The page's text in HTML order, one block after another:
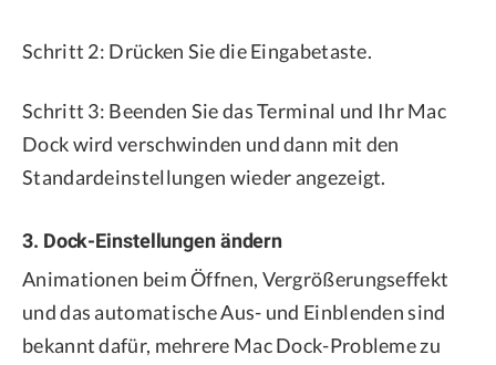
Schritt 2: Drücken Sie die Eingabetaste.
Schritt 3: Beenden Sie das Terminal und Ihr Mac
Dock wird verschwinden und dann mit den
Standardeinstellungen wieder angezeigt.
3. Dock-Einstellungen ändern
Animationen beim Öffnen, Vergrößerungseffekt
und das automatische Aus- und Einblenden sind
bekannt dafür, mehrere Mac Dock-Probleme zu